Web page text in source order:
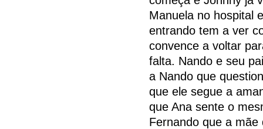
Manuela no hospital
entrando tem a ver
convence a voltar
falta. Nando e seu
a Nando que
que ele segue a
que Ana sente o
Fernando que a